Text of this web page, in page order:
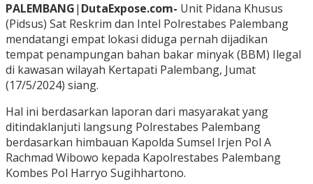
PALEMBANG| DutaExpose.com- Unit Pidana Khusus
(Pidsus) Sat Reskrim dan Intel Polrestabes Palembang
mendatangi empat lokasi diduga pernah dijadikan
tempat penampungan bahan bakar minyak (BBM) Ilegal
di kawasan wilayah Kertapati Palembang, Jumat
(17/5/2024) siang.
Hal ini berdasarkan laporan dari masyarakat yang
ditindaklanjuti langsung Polrestabes Palembang
berdasarkan himbauan Kapolda Sumsel Irjen Pol A
Rachmad Wibowo kepada Kapolrestabes Palembang
Kombes Pol Harryo Sugihhartono.